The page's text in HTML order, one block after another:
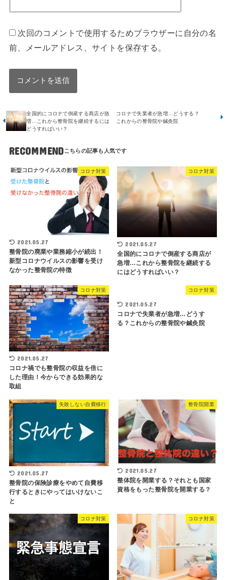
次回のコメントで使用するためブラウザーに自分の名
前、メールアドレス、サイトを保存する。
全国的にコロナで倒産する商店が急
増…これから整骨院を継続するには
どうすればいい？
コロナで失業者が急増…どうする？
これからの整骨院や鍼灸院
RECOMMEND
コロナ対策
2021.05.27
整骨院の廃業や業務縮小が続出！
新型コロナウイルスの影響を受け
なかった整骨院の特徴
コロナ対策
2021.05.27
全国的にコロナで倒産する商店が
急増…これから整骨院を継続する
にはどうすればいい？
コロナ対策
2021.05.27
コロナ禍でも整骨院の収益を倍に
した理由！今からできる効果的な
取組
コロナ対策
2021.05.27
コロナで失業者が急増…どうす
る？これからの整骨院や鍼灸院
失敗しない自費移行
2021.05.27
整骨院の保険診療をやめて自費移
行するときにやってはいけないこ
と
整骨院開業
2021.05.27
整体院を開業する？それとも国家
資格をもった整骨院を開業する？
コロナ対策 コロナ対策